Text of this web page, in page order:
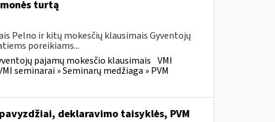
turtą
Pelno ir kitų mokesčių klausimais Gyventojų
poreikiams...
pajamų mokesčio klausimais VMI
seminarai » Seminarų medžiaga » PVM
deklaravimo taisyklės, PVM